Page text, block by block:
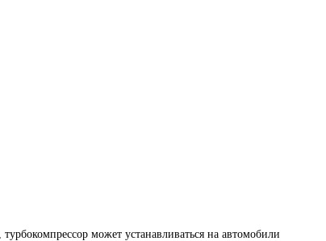
может устанавливаться на автомобили